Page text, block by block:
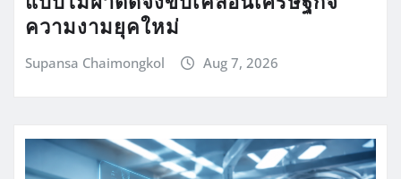
ความงามยุคใหม่
Supansa Chaimongkol Aug 7, 2026